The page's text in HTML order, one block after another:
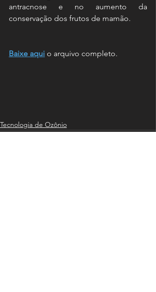
antracnose e no aumento da
conservação dos frutos de mamão.
Baixe aqui o arquivo completo.
Tecnologia de Ozônio